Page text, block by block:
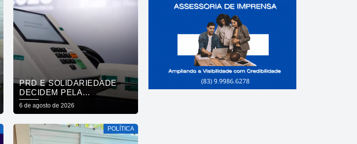
PRD E SOLIDARIEDADE
DECIDEM PELA
NEUTRALIDADE NA
ELEIÇÃO PRESIDENCIAL
6 de agosto de 2026
POLÍTICA